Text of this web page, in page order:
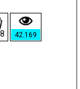
42.169